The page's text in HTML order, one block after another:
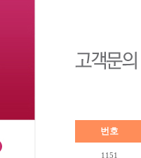
번호
1151